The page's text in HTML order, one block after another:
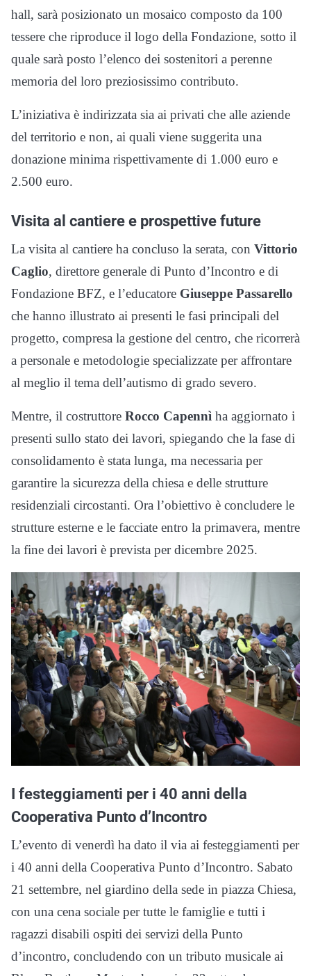
hall, sarà posizionato un mosaico composto da 100
tessere che riproduce il logo della Fondazione, sotto il
quale sarà posto l’elenco dei sostenitori a perenne
memoria del loro preziosissimo contributo.
L’iniziativa è indirizzata sia ai privati che alle aziende
del territorio e non, ai quali viene suggerita una
donazione minima rispettivamente di 1.000 euro e
2.500 euro.
Visita al cantiere e prospettive future
La visita al cantiere ha concluso la serata, con Vittorio
Caglio, direttore generale di Punto d’Incontro e di
Fondazione BFZ, e l’educatore Giuseppe Passarello
che hanno illustrato ai presenti le fasi principali del
progetto, compresa la gestione del centro, che ricorrerà
a personale e metodologie specializzate per affrontare
al meglio il tema dell’autismo di grado severo.
Mentre, il costruttore Rocco Capennì ha aggiornato i
presenti sullo stato dei lavori, spiegando che la fase di
consolidamento è stata lunga, ma necessaria per
garantire la sicurezza della chiesa e delle strutture
residenziali circostanti. Ora l’obiettivo è concludere le
strutture esterne e le facciate entro la primavera, mentre
la fine dei lavori è prevista per dicembre 2025.
I festeggiamenti per i 40 anni della
Cooperativa Punto d’Incontro
L’evento di venerdì ha dato il via ai festeggiamenti per
i 40 anni della Cooperativa Punto d’Incontro. Sabato
21 settembre, nel giardino della sede in piazza Chiesa,
con una cena sociale per tutte le famiglie e tutti i
ragazzi disabili ospiti dei servizi della Punto
d’incontro, concludendo con un tributo musicale ai